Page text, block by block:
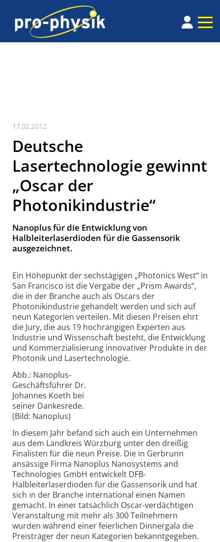
17.02.2012
Deutsche
Lasertechnologie gewinnt
„Oscar der
Photonikindustrie“
Nanoplus für die Entwicklung von
Halbleiterlaserdioden für die Gassensorik
ausgezeichnet.
Ein Höhepunkt der sechstägigen „Photonics West“ in
San Francisco ist die Vergabe der „Prism Awards“,
die in der Branche auch als Oscars der
Photonikindustrie gehandelt werden und sich auf
neun Kategorien verteilen. Mit diesen Preisen ehrt
die Jury, die aus 19 hochrangigen Experten aus
Industrie und Wissenschaft besteht, die Entwicklung
und Kommerzialisierung innovativer Produkte in der
Photonik und Lasertechnologie.
Abb.: Nanoplus-
Geschäftsführer Dr.
Johannes Koeth bei
seiner Dankesrede.
(Bild: Nanoplus)
In diesem Jahr befand sich auch ein Unternehmen
aus dem Landkreis Würzburg unter den dreißig
Finalisten für die neun Preise. Die in Gerbrunn
ansässige Firma Nanoplus Nanosystems and
Technologies GmbH entwickelt DFB-
Halbleiterlaserdioden für die Gassensorik und hat
sich in der Branche international einen Namen
gemacht. In einer tatsächlich Oscar-verdächtigen
Veranstaltung mit mehr als 300 Teilnehmern
wurden während einer feierlichen Dinnergala die
Preisträger der neun Kategorien bekanntgegeben.